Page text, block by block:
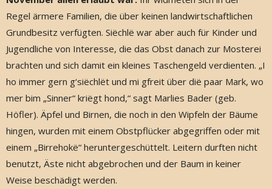
Regel ärmere Familien, die über keinen landwirtschaftlichen
Grundbesitz verfügten. Siëchlë war aber auch für Kinder und
Jugendliche von Interesse, die das Obst danach zur Mosterei
brachten und sich damit ein kleines Taschengeld verdienten. „I
ho immer gern g‘siëchlët und mi gfreit über dië paar Mark, wo
mer bim „Sinner“ kriëgt hond,“ sagt Marlies Bader (geb.
Höfler). Äpfel und Birnen, die noch in den Wipfeln der Bäume
hingen, wurden mit einem Obstpflücker abgegriffen oder mit
einem „Birrehokë“ heruntergeschüttelt. Leitern durften nicht
benutzt, Äste nicht abgebrochen und der Baum in keiner
Weise beschädigt werden.